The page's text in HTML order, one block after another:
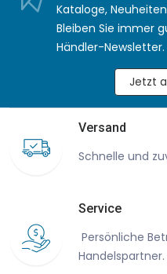
Kataloge,
Bleiben Sie immer
Händler-Newsletter.
Jetzt
Versand
Schnelle und
Service
Persönliche
Handelspartner.